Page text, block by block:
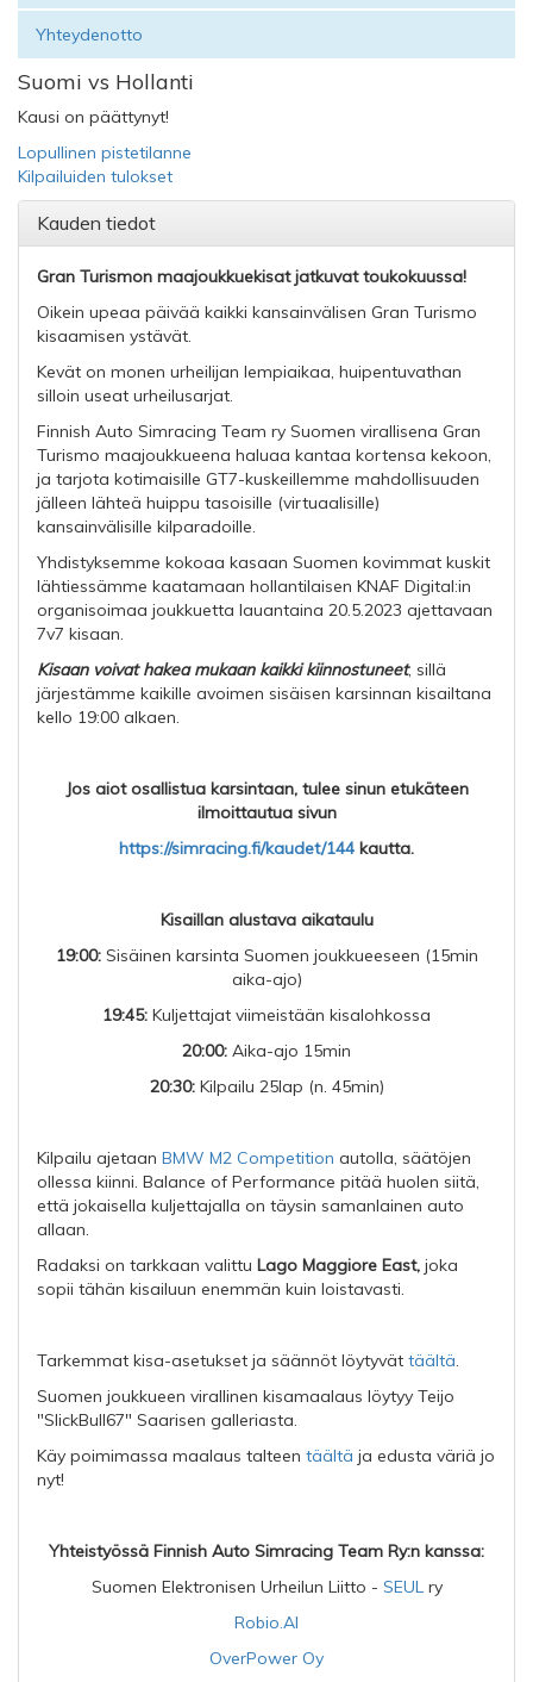
Yhteydenotto
Suomi vs Hollanti
Kausi on päättynyt!
Lopullinen pistetilanne
Kilpailuiden tulokset
Kauden tiedot
Gran Turismon maajoukkuekisat jatkuvat toukokuussa!
Oikein upeaa päivää kaikki kansainvälisen Gran Turismo
kisaamisen ystävät.
Kevät on monen urheilijan lempiaikaa, huipentuvathan
silloin useat urheilusarjat.
Finnish Auto Simracing Team ry Suomen virallisena Gran
Turismo maajoukkueena haluaa kantaa kortensa kekoon,
ja tarjota kotimaisille GT7-kuskeillemme mahdollisuuden
jälleen lähteä huippu tasoisille (virtuaalisille)
kansainvälisille kilparadoille.
Yhdistyksemme kokoaa kasaan Suomen kovimmat kuskit
lähtiessämme kaatamaan hollantilaisen KNAF Digital:in
organisoimaa joukkuetta lauantaina 20.5.2023 ajettavaan
7v7 kisaan.
Kisaan voivat hakea mukaan kaikki kiinnostuneet, sillä
järjestämme kaikille avoimen sisäisen karsinnan kisailtana
kello 19:00 alkaen.
Jos aiot osallistua karsintaan, tulee sinun etukäteen
ilmoittautua sivun
https://simracing.fi/kaudet/144 kautta.
Kisaillan alustava aikataulu
19:00: Sisäinen karsinta Suomen joukkueeseen (15min
aika-ajo)
19:45: Kuljettajat viimeistään kisalohkossa
20:00: Aika-ajo 15min
20:30:Kilpailu 25lap (n. 45min)
Kilpailu ajetaan BMW M2 Competition autolla, säätöjen
ollessa kiinni. Balance of Performance pitää huolen siitä,
että jokaisella kuljettajalla on täysin samanlainen auto
allaan.
Radaksi on tarkkaan valittu Lago Maggiore East, joka
sopii tähän kisailuun enemmän kuin loistavasti.
Tarkemmat kisa-asetukset ja säännöt löytyvät täältä.
Suomen joukkueen virallinen kisamaalaus löytyy Teijo
"SlickBull67" Saarisen galleriasta.
Käy poimimassa maalaus talteen täältä ja edusta väriä jo
nyt!
Yhteistyössä Finnish Auto Simracing Team Ry:n kanssa:
Suomen Elektronisen Urheilun Liitto - SEULry
Robio.AI
OverPower Oy